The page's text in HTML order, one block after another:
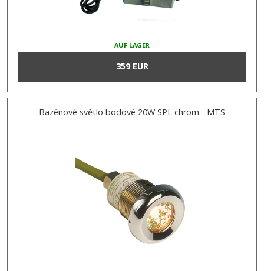
AUF LAGER
359 EUR
Bazénové světlo bodové 20W SPL chrom - MTS